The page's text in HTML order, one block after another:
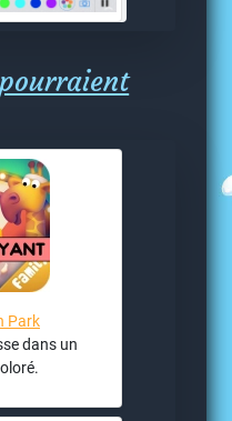
Park
dans un